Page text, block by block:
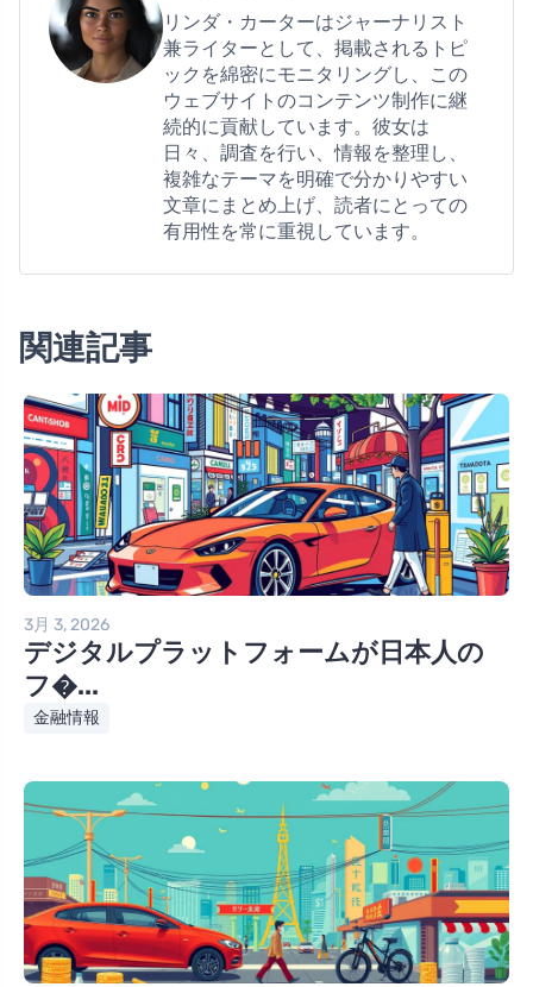
リンダ・カーターはジャーナリスト
兼ライターとして、掲載されるトピ
ックを綿密にモニタリングし、この
ウェブサイトのコンテンツ制作に継
続的に貢献しています。彼女は
日々、調査を行い、情報を整理し、
複雑なテーマを明確で分かりやすい
文章にまとめ上げ、読者にとっての
有用性を常に重視しています。
関連記事
3月 3, 2026
デジタルプラットフォームが日本人の
フ�...
金融情報